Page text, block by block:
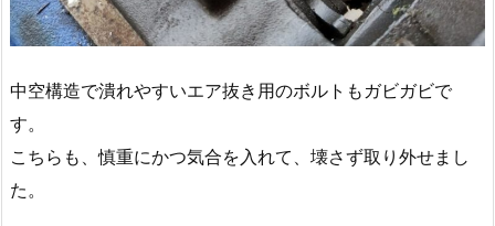
中空構造で潰れやすいエア抜き用のボルトもガビガビで
す。
こちらも、慎重にかつ気合を入れて、壊さず取り外せまし
た。